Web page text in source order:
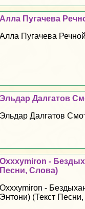
Алла Пугачева
Алла Пугачева
Эльдар Далгатов
Эльдар Далгатов
Oxxxymiron -
Песни, Слова)
Oxxxymiron -
Энтони) (Текст